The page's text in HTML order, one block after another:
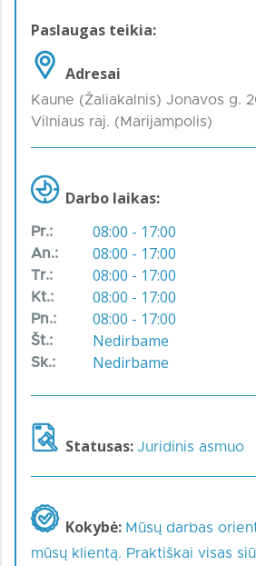
Paslaugas teikia:
Adresai
Kaune (Žaliakalnis) Jonavos g.
Vilniaus raj. (Marijampolis)
Darbo laikas:
Pr.: 08:00 - 17:00
An.: 08:00 - 17:00
Tr.: 08:00 - 17:00
Kt.: 08:00 - 17:00
Pn.: 08:00 - 17:00
Št.: Nedirbame
Sk.: Nedirbame
Statusas: Juridinis asmuo
Kokybė: Mūsų darbas
mūsų klientą. Praktiškai visas